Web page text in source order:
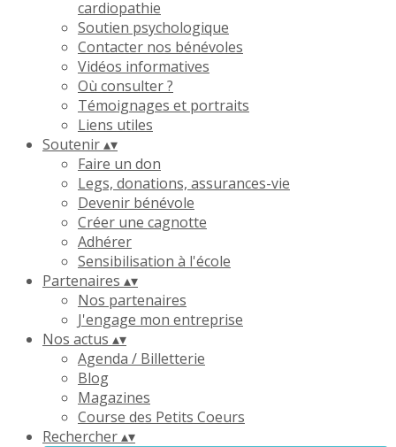
cardiopathie
Soutien psychologique
Contacter nos bénévoles
Vidéos informatives
Où consulter ?
Témoignages et portraits
Liens utiles
Soutenir▴▾
Faire un don
Legs, donations, assurances-vie
Devenir bénévole
Créer une cagnotte
Adhérer
Sensibilisation à l'école
Partenaires ▴▾
Nos partenaires
J'engage mon entreprise
Nos actus ▴▾
Agenda / Billetterie
Blog
Magazines
Course des Petits Coeurs
Rechercher▴▾